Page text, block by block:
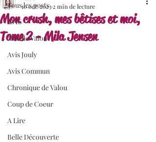
Tous les posts
AVIS
Avis de Valou
Avis Jouly
Avis Commun
Chronique de Valou
Coup de Coeur
A Lire
Belle Découverte
Mon crush, mes bêtises et moi,
Tome 2 - Mila Jensen
10 oct. 2023 2 min de lecture